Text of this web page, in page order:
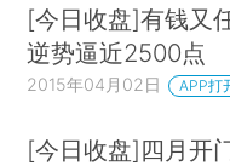
[今日收盘]有钱又
逆势逼近2500点
2015年04月02日 APP打
[今日收盘]四月开